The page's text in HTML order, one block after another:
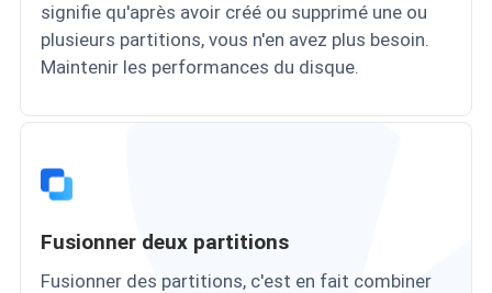
signifie qu'après avoir créé ou supprimé une ou
plusieurs partitions, vous n'en avez plus besoin.
Maintenir les performances du disque.
Fusionner deux partitions
Fusionner des partitions, c'est en fait combiner